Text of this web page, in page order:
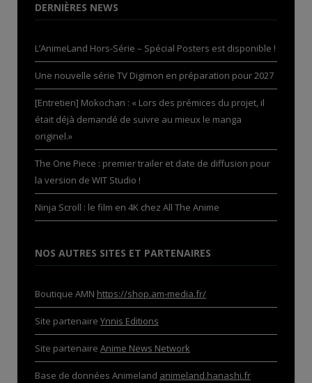
DERNIÈRES NEWS
L’AnimeLand Hors-Série – Spécial Posters est disponible !
Une nouvelle série TV Digimon en préparation pour 2027
[Entretien] Mokochan : « Lors des prémices du projet, il
était déjà demandé de suivre au mieux le manga
originel.»
The One Piece : premier trailer et date de diffusion pour
la version de WIT Studio !
Ninja Scroll : le film en 4K chez All The Anime
NOS AUTRES SITES ET PARTENAIRES
Boutique AMN https://shop.am-media.fr/
Site partenaire Ynnis Editions
Site partenaire Anime News Network
Base de données Animeland animeland.hanashi.fr